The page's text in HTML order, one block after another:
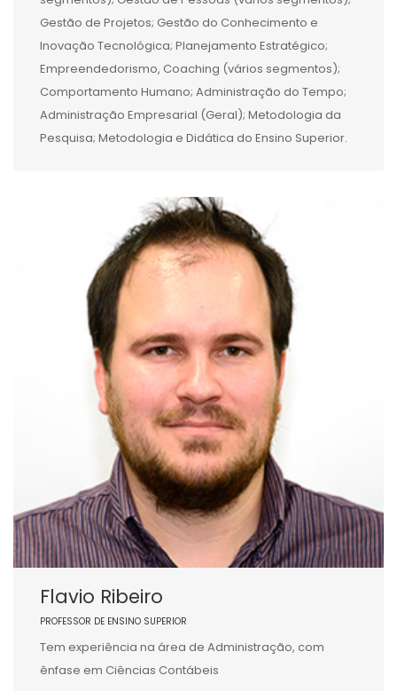
Gestão de Projetos; Gestão do Conhecimento e
Inovação Tecnológica; Planejamento Estratégico;
Empreendedorismo, Coaching (vários segmentos);
Comportamento Humano; Administração do Tempo;
Administração Empresarial (Geral); Metodologia da
Pesquisa; Metodologia e Didática do Ensino Superior.
Flavio Ribeiro
PROFESSOR DE ENSINO SUPERIOR
Tem experiência na área de Administração, com
ênfase em Ciências Contábeis